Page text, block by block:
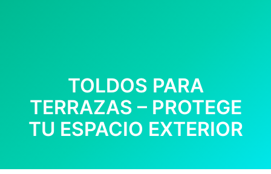
TOLDOS PARA
TERRAZAS – PROTEGE
TU ESPACIO EXTERIOR